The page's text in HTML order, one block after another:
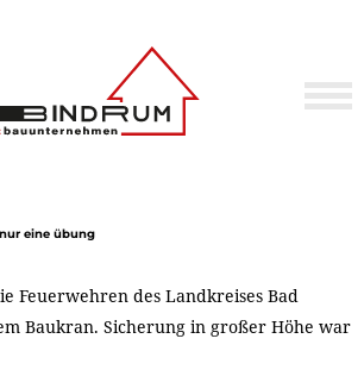
eine übung
Feuerwehren des Landkreises Bad
Baukran. Sicherung in großer Höhe war